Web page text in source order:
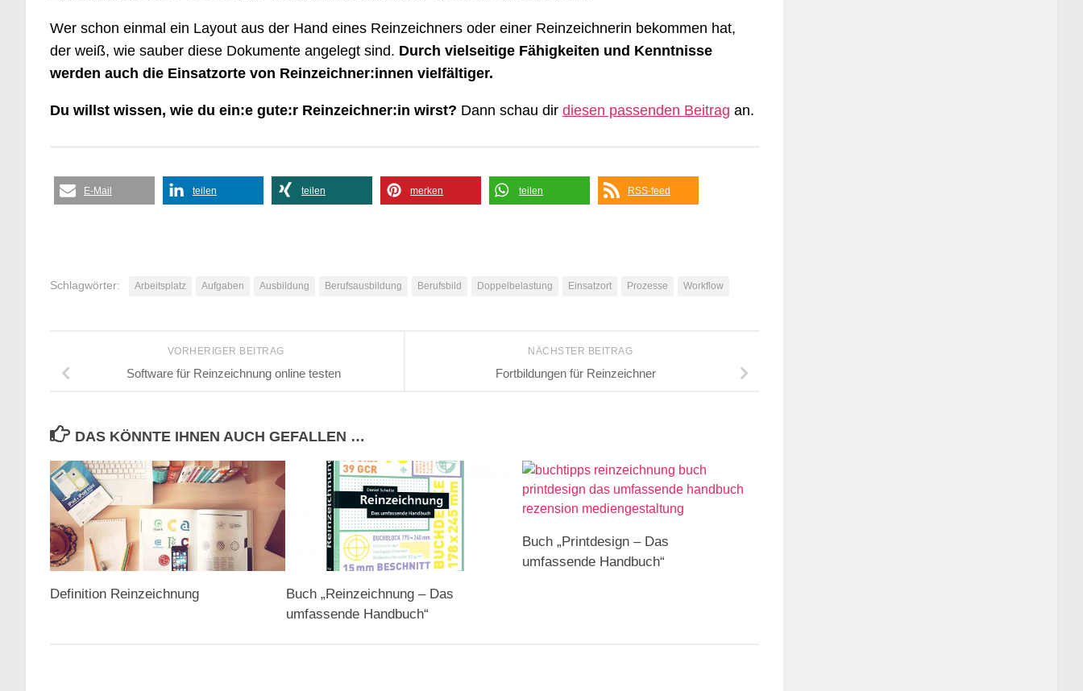
Wer schon einmal ein Layout aus der Hand eines Reinzeichners oder einer Reinzeichnerin bekommen hat,
der weiß, wie sauber diese Dokumente angelegt sind. Durch vielseitige Fähigkeiten und Kenntnisse
werden auch die Einsatzorte von Reinzeichner:innen vielfältiger.
Du willst wissen, wie du ein:e gute:r Reinzeichner:in wirst? Dann schau dir diesen passenden Beitrag an.
E-Mail teilen teilen merken teilen RSS-feed
Schlagwörter: Arbeitsplatz Aufgaben Ausbildung Berufsausbildung Berufsbild Doppelbelastung Einsatzort Prozesse Workflow
NÄCHSTER BEITRAG
Fortbildungen für Reinzeichner
VORHERIGER BEITRAG
Software für Reinzeichnung online testen
DAS KÖNNTE IHNEN AUCH GEFALLEN …
Definition Reinzeichnung
Buch „Reinzeichnung – Das
umfassende Handbuch“
Buch „Printdesign – Das
umfassende Handbuch“